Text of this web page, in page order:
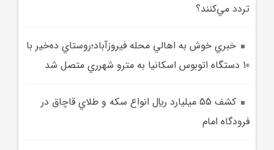
تردد مي‌کنند؟
خبري خوش به اهالي محله فيروزآباد؛روستاي ده‌خير با
10 دستگاه اتوبوس اسکانيا به مترو شهرري متصل شد
کشف 55 ميليارد ريال انواع سکه و طلاي قاچاق در
فرودگاه امام